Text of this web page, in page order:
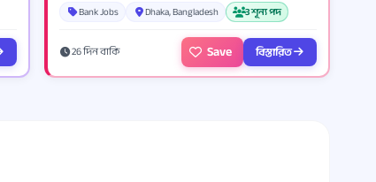
Bank Jobs Dhaka, Bangladesh 3 শূন্য পদ
26 দিন বাকি Save বিস্তারিত